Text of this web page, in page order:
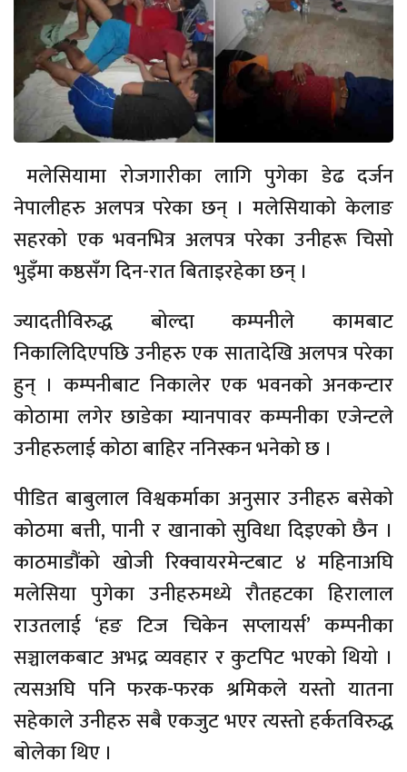
मलेसियामा रोजगारीका लागि पुगेका डेढ दर्जन
नेपालीहरु अलपत्र परेका छन् । मलेसियाको केलाङ
सहरको एक भवनभित्र अलपत्र परेका उनीहरू चिसो
भुइँमा कष्ठसँग दिन-रात बिताइरहेका छन् ।
ज्यादतीविरुद्ध बोल्दा कम्पनीले कामबाट
निकालिदिएपछि उनीहरु एक सातादेखि अलपत्र परेका
हुन् । कम्पनीबाट निकालेर एक भवनको अनकन्टार
कोठामा लगेर छाडेका म्यानपावर कम्पनीका एजेन्टले
उनीहरुलाई कोठा बाहिर ननिस्कन भनेको छ ।
पीडित बाबुलाल विश्वकर्माका अनुसार उनीहरु बसेको
कोठमा बत्ती, पानी र खानाको सुविधा दिइएको छैन ।
काठमाडौंको खोजी रिक्वायरमेन्टबाट ४ महिनाअघि
मलेसिया पुगेका उनीहरुमध्ये रौतहटका हिरालाल
राउतलाई ‘हङ टिज चिकेन सप्लायर्स’ कम्पनीका
सञ्चालकबाट अभद्र व्यवहार र कुटपिट भएको थियो ।
त्यसअघि पनि फरक-फरक श्रमिकले यस्तो यातना
सहेकाले उनीहरु सबै एकजुट भएर त्यस्तो हर्कतविरुद्ध
बोलेका थिए ।